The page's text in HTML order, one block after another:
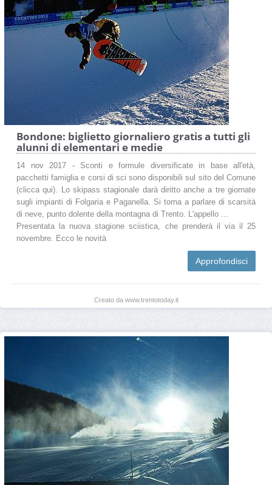
Bondone: biglietto giornaliero gratis a tutti gli
alunni di elementari e medie
14 nov 2017 - Sconti e formule diversificate in base all'età,
pacchetti famiglia e corsi di sci sono disponibili sul sito del Comune
(clicca qui). Lo skipass stagionale darà diritto anche a tre giornate
sugli impianti di Folgaria e Paganella. Si torna a parlare di scarsità
di neve, punto dolente della montagna di Trento. L'appello ...
Presentata la nuova stagione sciistica, che prenderà il via il 25
novembre. Ecco le novità
Approfondisci
Creato da www.trentotoday.it